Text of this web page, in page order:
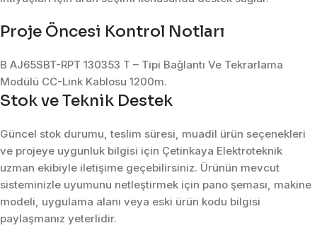
Proje Öncesi Kontrol Notları
B AJ65SBT-RPT 130353 T – Tipi Bağlantı Ve Tekrarlama
Modülü CC-Link Kablosu 1200m.
Stok ve Teknik Destek
Güncel stok durumu, teslim süresi, muadil ürün seçenekleri
ve projeye uygunluk bilgisi için Çetinkaya Elektroteknik
uzman ekibiyle iletişime geçebilirsiniz. Ürünün mevcut
sisteminizle uyumunu netleştirmek için pano şeması, makine
modeli, uygulama alanı veya eski ürün kodu bilgisi
paylaşmanız yeterlidir.